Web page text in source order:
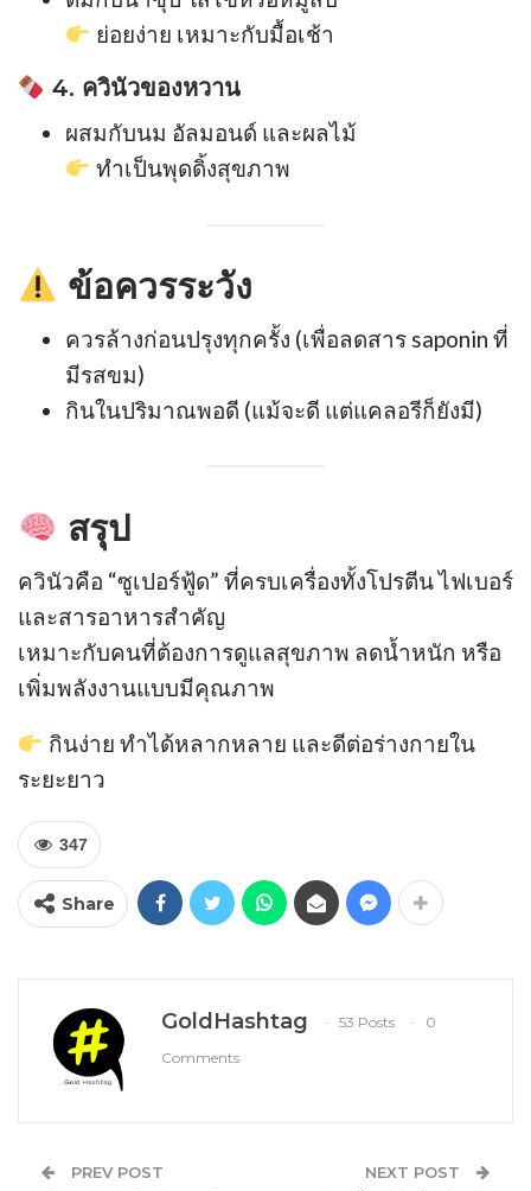
ย่อยง่าย เหมาะกับมื้อเช้า
4. ควินัวของหวาน
ผสมกับนม อัลมอนด์ และผลไม้
ทำเป็นพุดดิ้งสุขภาพ
ข้อควรระวัง
ควรล้างก่อนปรุงทุกครั้ง (เพื่อลดสาร saponin ที่
มีรสขม)
กินในปริมาณพอดี (แม้จะดี แต่แคลอรีก็ยังมี)
สรุป
ควินัวคือ “ซูเปอร์ฟู้ด” ที่ครบเครื่องทั้งโปรตีน ไฟเบอร์
และสารอาหารสำคัญ
เหมาะกับคนที่ต้องการดูแลสุขภาพ ลดน้ำหนัก หรือ
เพิ่มพลังงานแบบมีคุณภาพ
กินง่าย ทำได้หลากหลาย และดีต่อร่างกายใน
ระยะยาว
347
Share
GoldHashtag 53 Posts
0
Comments
PREV POST NEXT POST